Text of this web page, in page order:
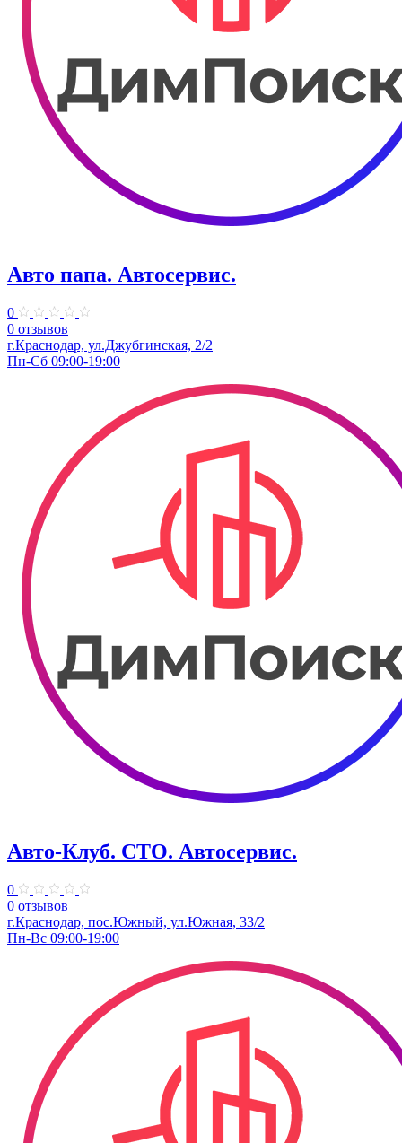
Авто папа. ​Автосервис.
0
0 отзывов
г.Краснодар, ул.Джубгинская, 2/2
Пн-Сб 09:00-19:00
Авто-Клуб. СТО. Автосервис.
0
0 отзывов
г.Краснодар, пос.Южный, ул.Южная, 33/2
Пн-Вс 09:00-19:00